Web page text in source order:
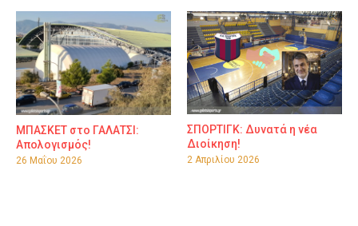
ΜΠΑΣΚΕΤ στο ΓΑΛΑΤΣΙ:
Απολογισμός!
26 Μαΐου 2026
ΣΠΟΡΤΙΓΚ: Δυνατά η νέα
Διοίκηση!
2 Απριλίου 2026